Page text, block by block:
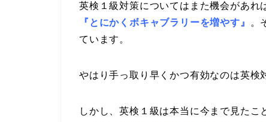
英検１級対策についてはまた機会があれ
『とにかくボキャブラリーを増やす』
。
ています。
やはり手っ取り早くかつ有効なのは英検
しかし、英検１級は本当に今まで見た